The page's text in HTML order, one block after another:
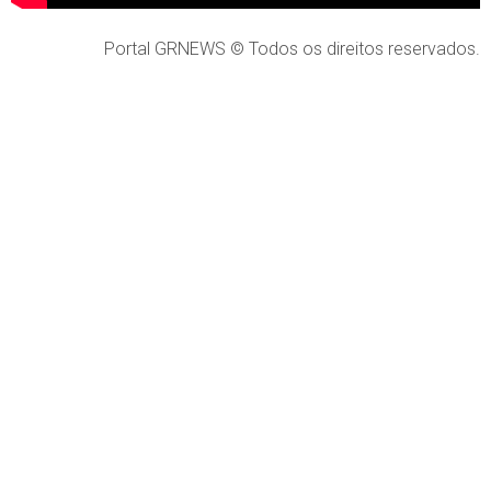
Portal GRNEWS © Todos os direitos reservados.